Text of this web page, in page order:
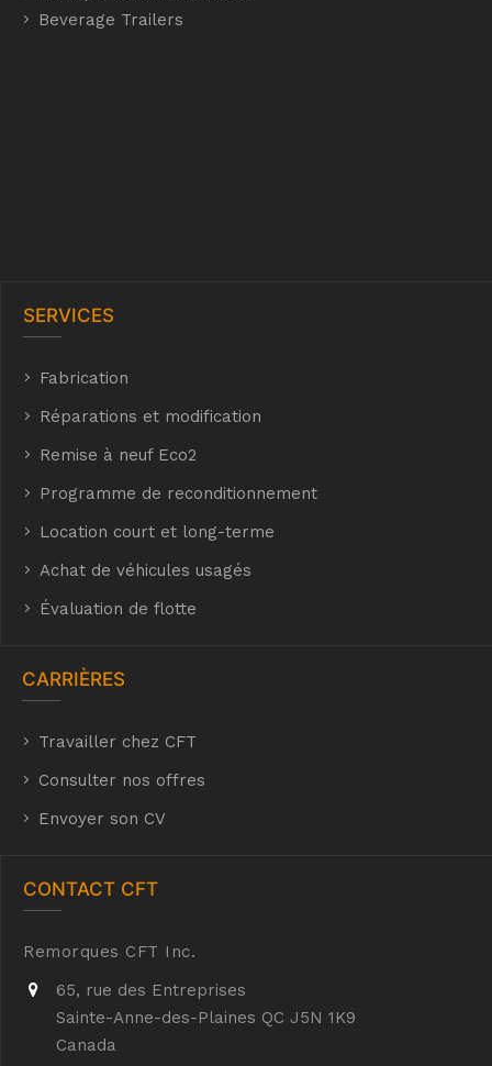
Beverage Trailers
SERVICES
Fabrication
Réparations et modification
Remise à neuf Eco2
Programme de reconditionnement
Location court et long-terme
Achat de véhicules usagés
Évaluation de flotte
CARRIÈRES
Travailler chez CFT
Consulter nos offres
Envoyer son CV
CONTACT CFT
Remorques CFT Inc.
65, rue des Entreprises
Sainte-Anne-des-Plaines QC J5N 1K9
Canada